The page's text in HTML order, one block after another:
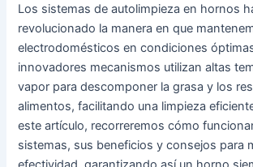
Los sistemas de autolimpieza en hornos
revolucionado la manera en que
electrodomésticos en condiciones
innovadores mecanismos utilizan altas
vapor para descomponer la grasa y los
alimentos, facilitando una limpieza
este artículo, recorreremos cómo
sistemas, sus beneficios y consejos para